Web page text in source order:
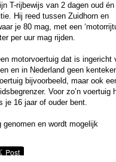
T-rijbewijs van 2 dagen oud
Hij reed tussen Zuidhorn en
je 80 mag, met een
per uur mag rijden.
motorvoertuig dat is ingericht
en in Nederland geen
bijvoorbeeld, maar ook
Voor zo’n voertuig
je 16 jaar of ouder bent.
genomen en wordt mogelijk